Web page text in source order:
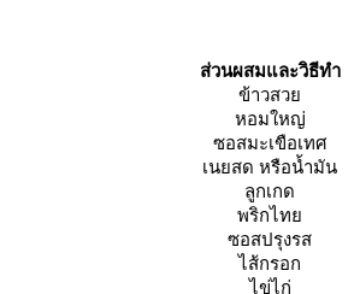
ส่วนผสมและวิธีทำ
ข้าวสว
หอมใหญ่
ซอสมะเขือเทศ
เนยสด หรือน้ำมัน
ลูกเกด
พริกไท
ซอสปรุงรส
ไส้กรอก
ไข่ไก่